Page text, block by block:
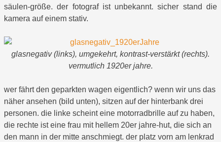
säulen-größe. der fotograf ist unbekannt. sicher stand die
kamera auf einem stativ.
glasnegativ (links), umgekehrt, kontrast-verstärkt (rechts).
vermutlich 1920er jahre.
wer fährt den geparkten wagen eigentlich? wenn wir uns das
näher ansehen (bild unten), sitzen auf der hinterbank drei
personen. die linke scheint eine motorradbrille auf zu haben,
die rechte ist eine frau mit hellem 20er jahre-hut, die sich an
den mann in der mitte anschmiegt. der platz vorn am lenkrad